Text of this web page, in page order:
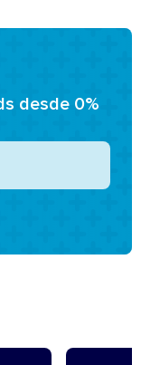
desde 0%